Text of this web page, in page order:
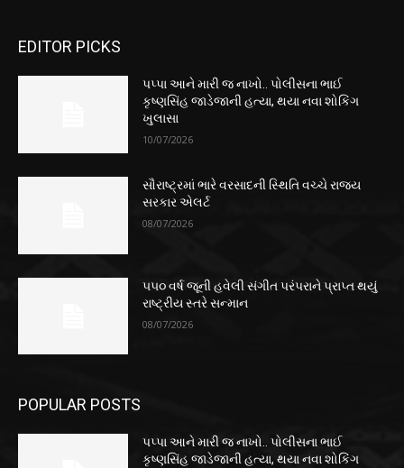
EDITOR PICKS
પપ્પા આને મારી જ નાખો.. પોલીસના ભાઈ
કૃષ્ણસિંહ જાડેજાની હત્યા, થયા નવા શોકિંગ
ખુલાસા
10/07/2026
સૌરાષ્ટ્રમાં ભારે વરસાદની સ્થિતિ વચ્ચે રાજ્ય
સરકાર એલર્ટ
08/07/2026
૫૫૦ વર્ષ જૂની હવેલી સંગીત પરંપરાને પ્રાપ્ત થયું
રાષ્ટ્રીય સ્તરે સન્માન
08/07/2026
POPULAR POSTS
પપ્પા આને મારી જ નાખો.. પોલીસના ભાઈ
કૃષ્ણસિંહ જાડેજાની હત્યા, થયા નવા શોકિંગ